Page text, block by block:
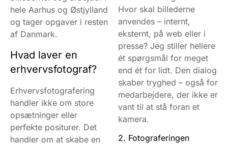
hele Aarhus og Østjylland
og tager opgaver i resten
af Danmark.
Hvad laver en
erhvervsfotograf?
Erhvervsfotografering
handler ikke om store
opsætninger eller
perfekte positurer. Det
handler om at skabe en
Hvor skal billederne
anvendes – internt,
eksternt, på web eller i
presse? Jeg stiller hellere
ét spørgsmål for meget
end ét for lidt. Den dialog
skaber tryghed – også for
medarbejdere, der ikke er
vant til at stå foran et
kamera.
2. Fotograferingen